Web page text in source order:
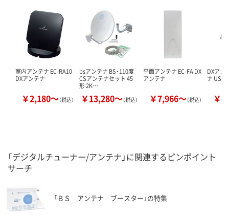
室内アンテナ EC-RA10
DXアンテナ
￥2,180～（税込）
bsアンテナ BS・110度
CSアンテナセット 45
形 2K…
￥13,280～（税込）
平面アンテナ EC-FA DX
アンテナ
￥7,966～（税込）
DXアン
ナ US10
￥
「デジタルチューナー/アンテナ」に関連するピンポイント
サーチ
「ＢＳ アンテナ ブースター」の特集